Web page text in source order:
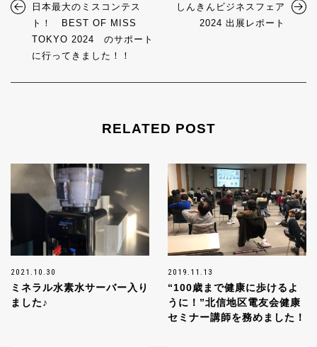
日本最大のミスコンテス
ト！ BEST OF MISS
TOKYO 2024 のサポート
に行ってきました！！
しんきんビジネスフェア
2024 出展レポート
RELATED POST
2021.10.30
ミネラル水素水サーバー入り
ました♪
2019.11.13
“100歳まで健康に歩けるよ
うに！”北信地区電友会健康
セミナー講師を務めました！